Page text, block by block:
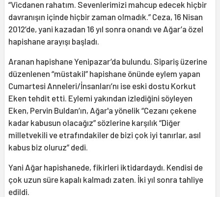
“Vicdanen rahatım. Sevenlerimizi mahcup edecek hiçbir
davranışın içinde hiçbir zaman olmadık.” Ceza, 16 Nisan
2012’de, yani kazadan 16 yıl sonra onandı ve Ağar’a özel
hapishane arayışı başladı.
Aranan hapishane Yenipazar’da bulundu. Sipariş üzerine
düzenlenen “müstakil” hapishane önünde eylem yapan
Cumartesi Anneleri/İnsanları’nı ise eski dostu Korkut
Eken tehdit etti. Eylemi yakından izlediğini söyleyen
Eken, Pervin Buldan’ın, Ağar'a yönelik “Cezanı çekene
kadar kabusun olacağız” sözlerine karşılık “Diğer
milletvekili ve etrafındakiler de bizi çok iyi tanırlar, asıl
kabus biz oluruz” dedi.
Yani Ağar hapishanede, fikirleri iktidardaydı. Kendisi de
çok uzun süre kapalı kalmadı zaten. İki yıl sonra tahliye
edildi.